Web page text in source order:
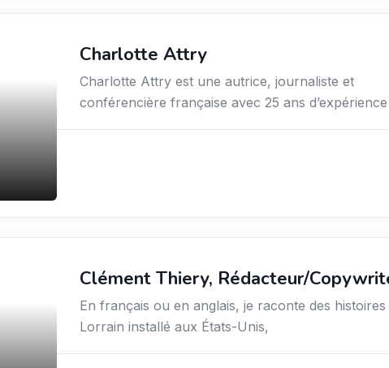
Charlotte Attry
Charlotte Attry est une autrice, journaliste et
conférencière française avec 25 ans
Clément Thiery, Rédacteur/
En français ou en anglais, je raconte des histoires
Lorrain installé aux États-Unis,